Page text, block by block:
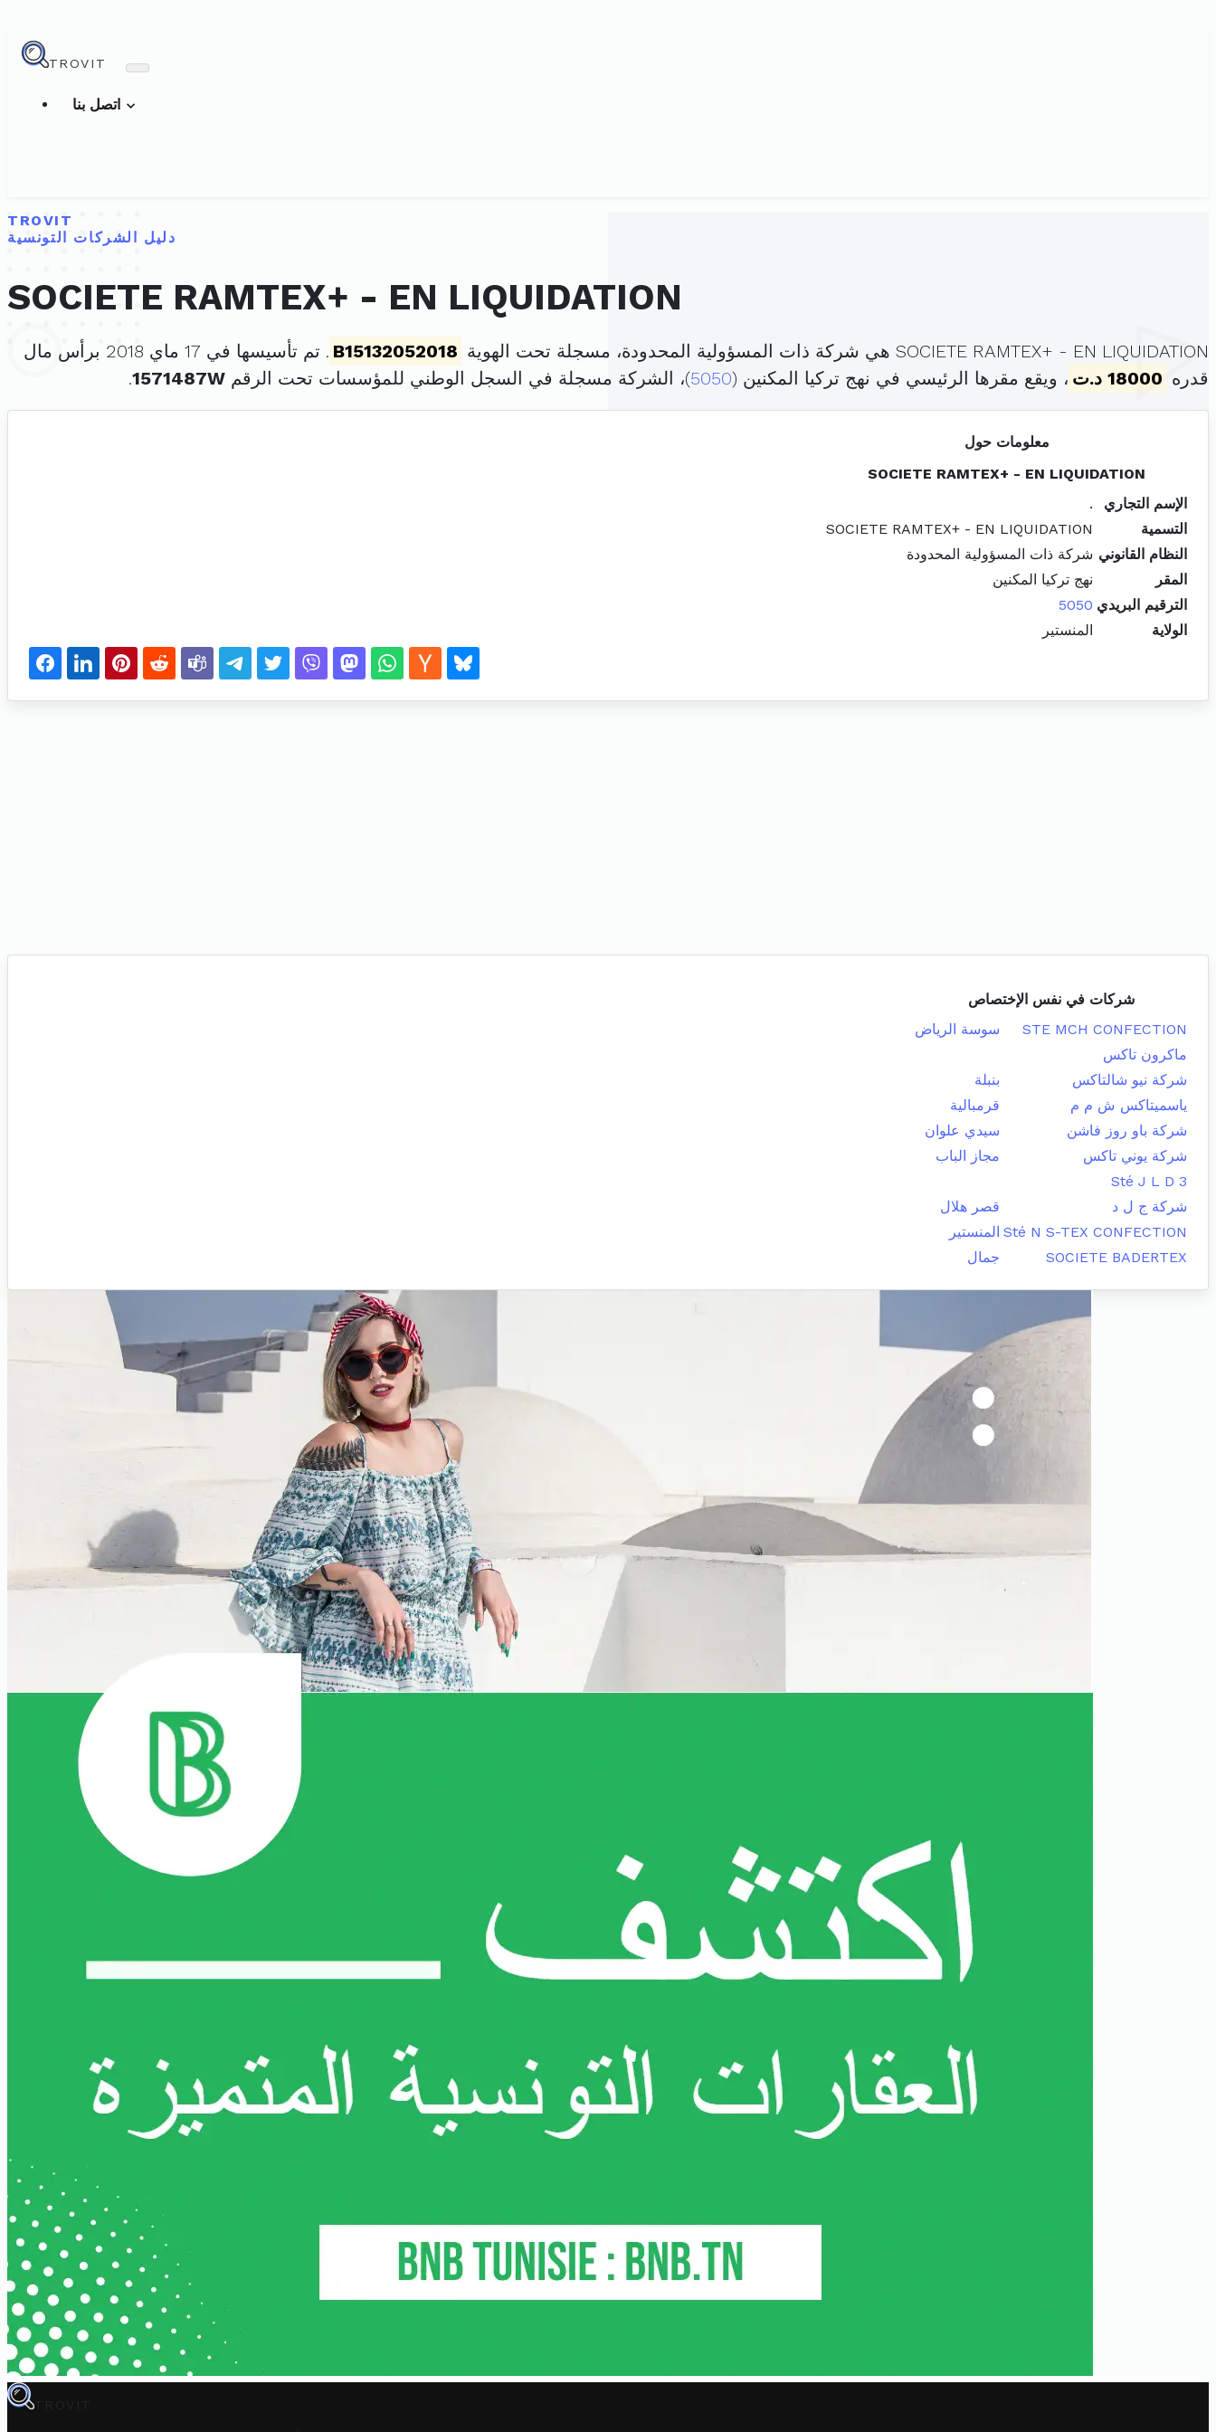
TROVIT
TROVIT
دليل الشركات التونسية
SOCIETE RAMTEX+ - EN LIQUIDATION
SOCIETE RAMTEX+ - EN LIQUIDATION هي شركة ذات المسؤولية المحدودة، مسجلة تحت الهوية B15132052018
. تم تأسيسها في 17 ماي 2018 برأس مال
قدره 18000 د.ت ، ويقع مقرها الرئيسي في نهج تركيا المكنين (5050)، الشركة مسجلة في السجل الوطني للمؤسسات تحت الرقم 1571487W
.
معلومات حول
SOCIETE RAMTEX+ - EN LIQUIDATION
الإسم التجاري
.
التسمية
SOCIETE RAMTEX+ - EN LIQUIDATION
النظام القانوني شركة ذات المسؤولية المحدودة
المقر
نهج تركيا المكنين
الترقيم البريدي 5050
الولاية
المنستير
شركات في نفس الإختصاص
STE MCH CONFECTION
سوسة الرياض
ماكرون تاكس
شركة نيو شالتاكس
بنبلة
ياسميتاكس ش م م
قرمبالية
شركة باو روز فاشن
سيدي علوان
شركة يوني تاكس
مجاز الباب
Sté J L D 3
شركة ج ل د
قصر هلال
Sté N S-TEX CONFECTION المنستير
SOCIETE BADERTEX
جمال
TROVIT